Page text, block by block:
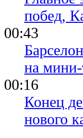
побед,
00:43
на
00:16
Конец
нового